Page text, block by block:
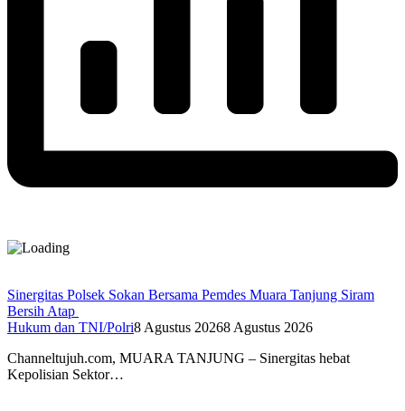
Sinergitas Polsek Sokan Bersama Pemdes Muara Tanjung Siram
Bersih Atap
Hukum dan TNI/Polri8 Agustus 20268 Agustus 2026
Channeltujuh.com, MUARA TANJUNG – Sinergitas hebat
Kepolisian Sektor…